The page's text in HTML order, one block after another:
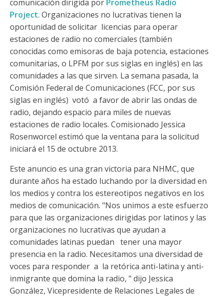
comunicación dirigida por Prometheus Radio
Project. Organizaciones no lucrativas tienen la
oportunidad de solicitar licencias para operar
estaciones de radio no comerciales (también
conocidas como emisoras de baja potencia, estaciones
comunitarias, o LPFM por sus siglas en inglés) en las
comunidades a las que sirven. La semana pasada, la
Comisión Federal de Comunicaciones (FCC, por sus
siglas en inglés) votó a favor de abrir las ondas de
radio, dejando espacio para miles de nuevas
estaciones de radio locales. Comisionado Jessica
Rosenworcel estimó que la ventana para la solicitud
iniciará el 15 de octubre 2013.
Este anuncio es una gran victoria para NHMC, que
durante años ha estado luchando por la diversidad en
los medios y contra los estereotipos negativos en los
medios de comunicación. "Nos unimos a este esfuerzo
para que las organizaciones dirigidas por latinos y las
organizaciones no lucrativas que ayudan a
comunidades latinas puedan tener una mayor
presencia en la radio. Necesitamos una diversidad de
voces para responder a la retórica anti-latina y anti-
inmigrante que domina la radio, " dijo Jessica
González, Vicepresidente de Relaciones Legales de